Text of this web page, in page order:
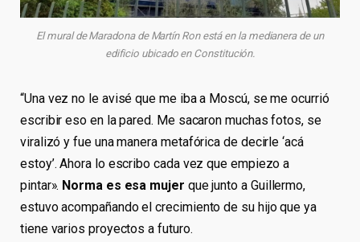
El mural de Maradona de Martín Ron está en la medianera de un
edificio ubicado en Constitución.
“Una vez no le avisé que me iba a Moscú, se me ocurrió
escribir eso en la pared. Me sacaron muchas fotos, se
viralizó y fue una manera metafórica de decirle ‘acá
estoy’. Ahora lo escribo cada vez que empiezo a
pintar». Norma es esa mujer que junto a Guillermo,
estuvo acompañando el crecimiento de su hijo que ya
tiene varios proyectos a futuro.